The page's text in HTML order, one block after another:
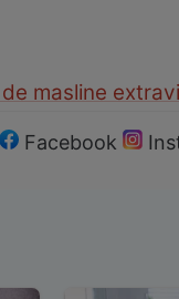
masline
Facebook